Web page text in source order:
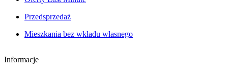
Przedsprzedaż
Mieszkania bez wkładu własnego
Informacje